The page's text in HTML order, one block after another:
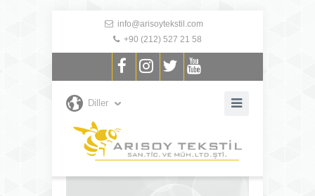
info@arisoytekstil.com
+90 (212) 527 21 58
Diller